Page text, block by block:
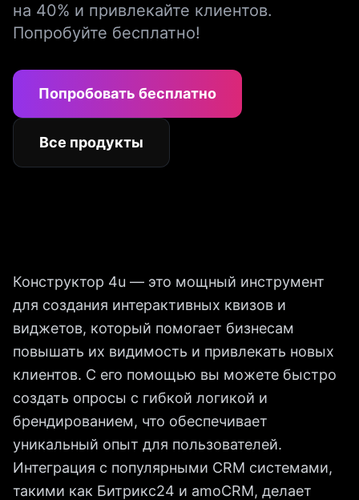
на 40% и привлекайте клиентов.
Попробуйте бесплатно!
Попробовать бесплатно
Все продукты
Конструктор 4u — это мощный инструмент
для создания интерактивных квизов и
виджетов, который помогает бизнесам
повышать их видимость и привлекать новых
клиентов. С его помощью вы можете быстро
создать опросы с гибкой логикой и
брендированием, что обеспечивает
уникальный опыт для пользователей.
Интеграция с популярными CRM системами,
такими как Битрикс24 и amoCRM, делает